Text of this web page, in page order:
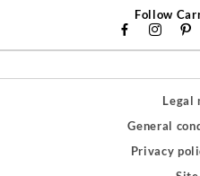
Follow
Legal
General
Privacy